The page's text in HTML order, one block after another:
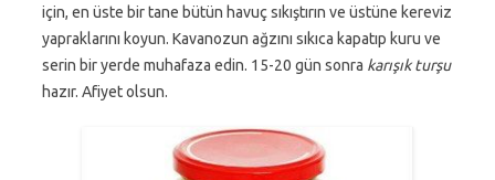
için, en üste bir tane bütün havuç sıkıştırın ve üstüne kereviz
yapraklarını koyun. Kavanozun ağzını sıkıca kapatıp kuru ve
serin bir yerde muhafaza edin. 15-20 gün sonra karışık turşu
hazır. Afiyet olsun.